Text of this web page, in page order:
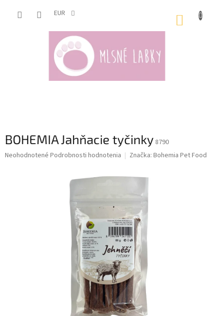
EUR
BOHEMIA Jahňacie tyčinky 8790
Priemerné
Neohodnotené Podrobnosti hodnotenia Značka: Bohemia Pet Food